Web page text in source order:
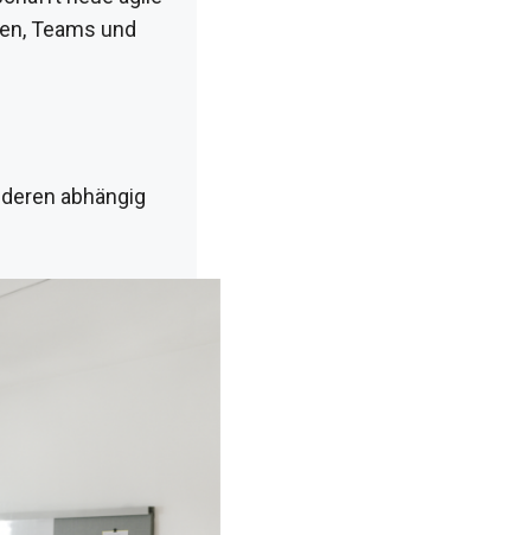
Teams und
abhängig